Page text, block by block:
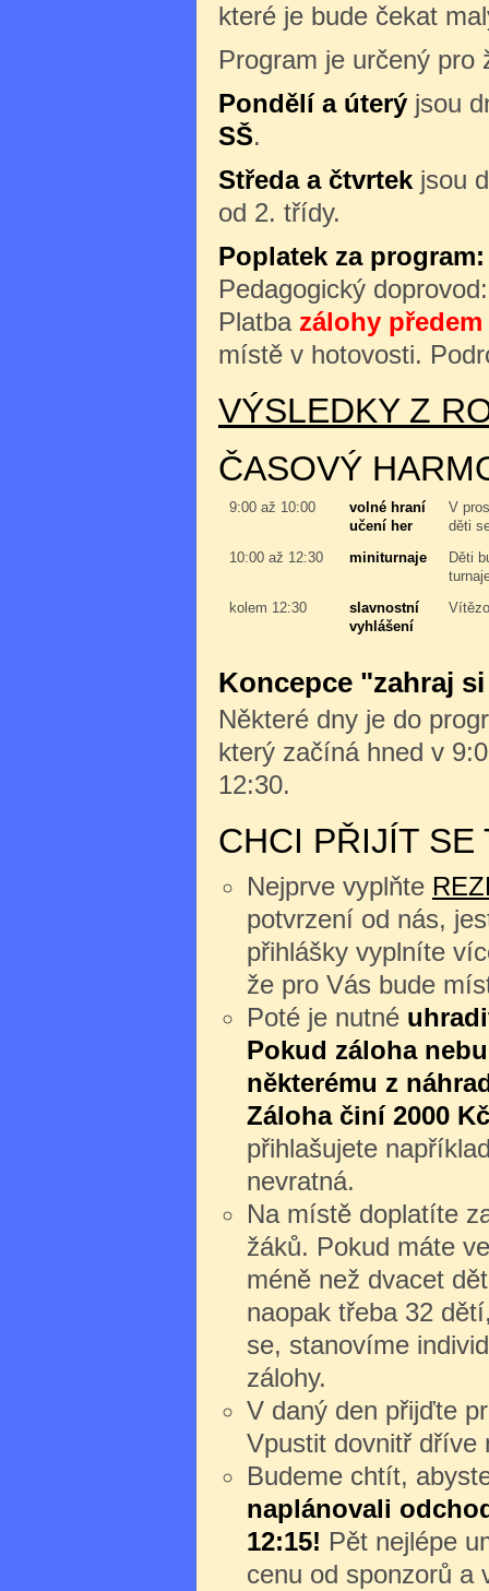
které je bude čekat
Program je určený pro
Pondělí a úterý jsou
SŠ.
Středa a čtvrtek jsou
od 2. třídy.
Poplatek za program:
Pedagogický
Platba zálohy
místě v hotovosti.
VÝSLEDKY Z
ČASOVÝ
9:00 až 10:00
volné hraní
učení her
V
děti
10:00 až 12:30
miniturnaje
Děti
kolem 12:30
slavnostní
vyhlášení
Koncepce "zahraj
Některé dny je do
který začíná hned v
12:30.
CHCI PŘIJÍT SE
Nejprve vyplňte
potvrzení od nás,
přihlášky vyplníte
že pro Vás bude
Poté je nutné
Pokud záloha
některému z
Záloha činí 2000
přihlašujete
nevratná.
Na místě doplatíte
žáků. Pokud máte
méně než dvacet
naopak třeba 32
se, stanovíme
zálohy.
V daný den přijďte
Vpustit dovnitř dříve
Budeme chtít,
naplánovali
12:15! Pět nejlépe
cenu od sponzorů a